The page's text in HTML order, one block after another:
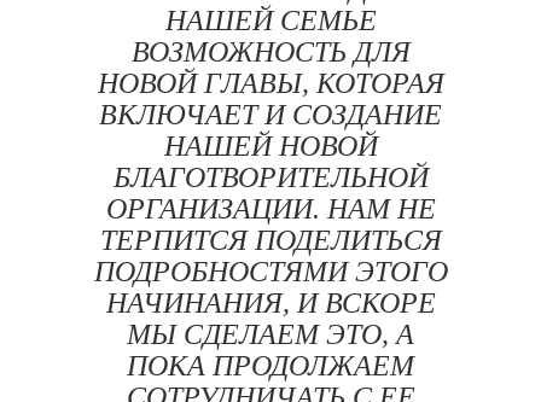
НАШЕЙ СЕМЬЕ
ВОЗМОЖНОСТЬ ДЛЯ
НОВОЙ ГЛАВЫ, КОТОРАЯ
ВКЛЮЧАЕТ И СОЗДАНИЕ
НАШЕЙ НОВОЙ
БЛАГОТВОРИТЕЛЬНОЙ
ОРГАНИЗАЦИИ. НАМ НЕ
ТЕРПИТСЯ ПОДЕЛИТЬСЯ
ПОДРОБНОСТЯМИ ЭТОГО
НАЧИНАНИЯ, И ВСКОРЕ
МЫ СДЕЛАЕМ ЭТО, А
ПОКА ПРОДОЛЖАЕМ